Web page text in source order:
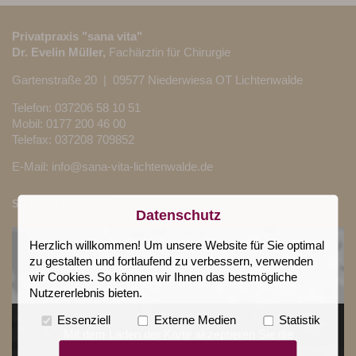
Privatpraxis "sana vita"
Dr. Evelin Müller, Fachärztin für Chirurgie
Gartenstraße 20 | 09577 Niederwiesa OT Lichtenwalde
Telefon: 037206 58 10 51
Mobil: 0177 200 46 00
Telefax: 037208 709852
E-Mail: info@sana-vita-lichtenwalde.de
SO FINDEN SIE UNS
Datenschutz
Herzlich willkommen! Um unsere Website für Sie optimal
zu gestalten und fortlaufend zu verbessern, verwenden
wir Cookies. So können wir Ihnen das bestmögliche
Nutzererlebnis bieten.
Essenziell Externe Medien Statistik